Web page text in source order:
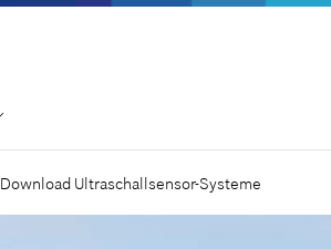
Download Ultraschallsensor-Systeme